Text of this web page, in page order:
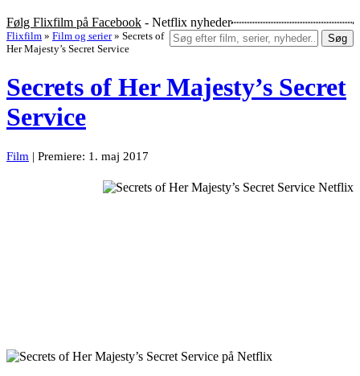
Følg Flixfilm på Facebook - Netflix nyheder
Søg
Flixfilm » Film og serier » Secrets of
Her Majesty’s Secret Service
Secrets of Her Majesty’s Secret
Service
Film | Premiere: 1. maj 2017